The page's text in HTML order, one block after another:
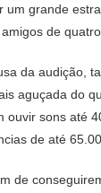
um grande
de quatro
da audição,
aguçada do
ouvir sons até
de até
de